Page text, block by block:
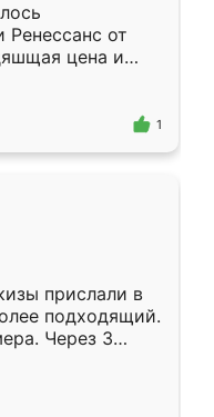
от
цена и
Приехавший
самый
1
прислали в
подходящий.
Через 3
Остались
Ренессанс